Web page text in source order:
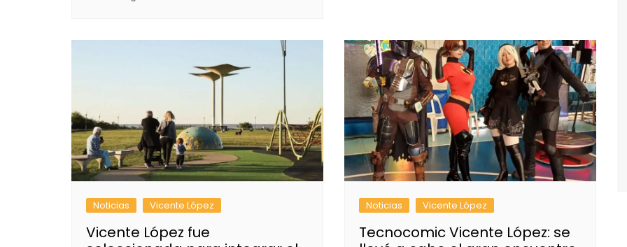
Noticias Vicente López
Vicente López fue
Noticias Vicente López
Tecnocomic Vicente López: se